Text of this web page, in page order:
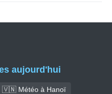
aujourd'hui
🇻🇳 Météo à Hanoï